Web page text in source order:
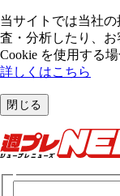
当サイトでは当社
査・分析したり、
Cookie を使⽤する
詳しくはこちら
閉じる